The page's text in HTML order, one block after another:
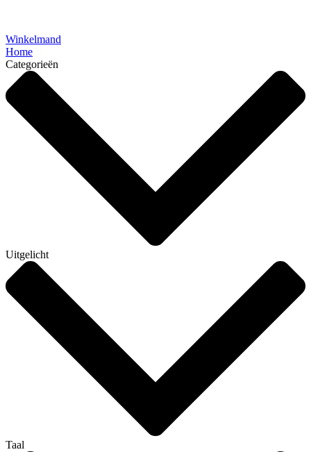
Winkelmand
Home
Categorieën
Uitgelicht
Taal